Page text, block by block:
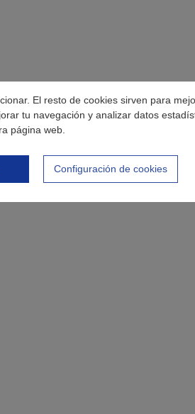
El resto de cookies sirven para
tu navegación y analizar datos
página web.
Configuración de cookies